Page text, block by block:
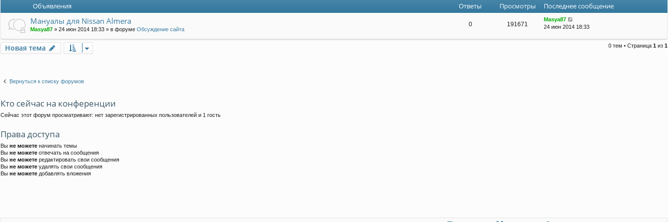
Объявления Ответы Просмотры Последнее сообщение
Мануалы для Nissan Almera
Masya87 » 24 июн 2014 18:33 » в форуме Обсуждение сайта
0 191671
Masya87
24 июн 2014 18:33
Новая тема 0 тем • Страница 1 из 1
Вернуться к списку форумов
Кто сейчас на конференции
Сейчас этот форум просматривают: нет зарегистрированных пользователей и 1 гость
Права доступа
Вы не можете начинать темы
Вы не можете отвечать на сообщения
Вы не можете редактировать свои сообщения
Вы не можете удалять свои сообщения
Вы не можете добавлять вложения